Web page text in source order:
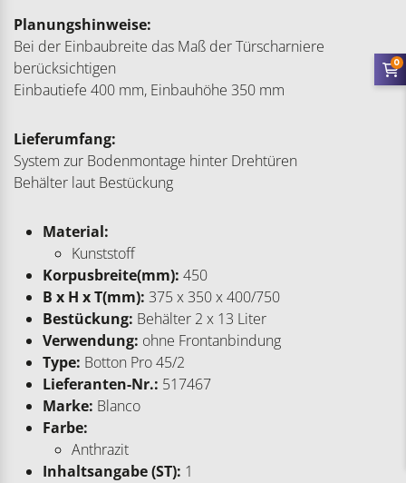
Planungshinweise:
Bei der Einbaubreite das Maß der Türscharniere
berücksichtigen
Einbautiefe 400 mm, Einbauhöhe 350 mm
Lieferumfang:
System zur Bodenmontage hinter Drehtüren
Behälter laut Bestückung
Material:
Kunststoff
Korpusbreite(mm): 450
B x H x T(mm): 375 x 350 x 400/750
Bestückung: Behälter 2 x 13 Liter
Verwendung: ohne Frontanbindung
Type: Botton Pro 45/2
Lieferanten-Nr.: 517467
Marke: Blanco
Farbe:
Anthrazit
Inhaltsangabe (ST): 1
0